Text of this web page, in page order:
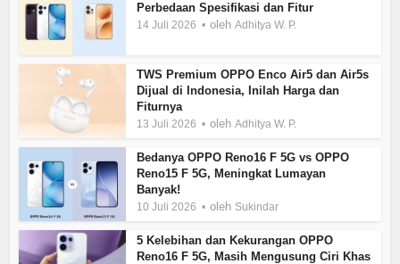
Perbedaan Spesifikasi dan Fitur
14 Juli 2026 olehAdhitya W. P.
TWS Premium OPPO Enco Air5 dan Air5s
Dijual di Indonesia, Inilah Harga dan
Fiturnya
13 Juli 2026 olehAdhitya W. P.
Bedanya OPPO Reno16 F 5G vs OPPO
Reno15 F 5G, Meningkat Lumayan
Banyak!
10 Juli 2026 oleh Sukindar
5 Kelebihan dan Kekurangan OPPO
Reno16 F 5G, Masih Mengusung Ciri Khas